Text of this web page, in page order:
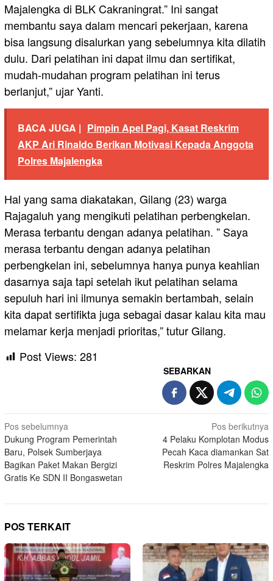
Majalengka di BLK Cakraningrat.” Ini sangat
membantu saya dalam mencari pekerjaan, karena
bisa langsung disalurkan yang sebelumnya kita dilatih
dulu. Dari pelatihan ini dapat ilmu dan sertifikat,
mudah-mudahan program pelatihan ini terus
berlanjut,” ujar Yanti.
BACA JUGA | Pimpin Apel Pagi, Kasat Reskrim
AKP Ari Rinaldo Berikan Motivasi Kepada Anggota
Polres Majalengka
Hal yang sama diakatakan, Gilang (23) warga
Rajagaluh yang mengikuti pelatihan perbengkelan.
Merasa terbantu dengan adanya pelatihan. ” Saya
merasa terbantu dengan adanya pelatihan
perbengkelan ini, sebelumnya hanya punya keahlian
dasarnya saja tapi setelah ikut pelatihan selama
sepuluh hari ini ilmunya semakin bertambah, selain
kita dapat sertifikta juga sebagai dasar kalau kita mau
melamar kerja menjadi prioritas,” tutur Gilang.
Post Views: 281
SEBARKAN
Navigasi
pos
Pos sebelumnya
Dukung Program Pemerintah
Baru, Polsek Sumberjaya
Bagikan Paket Makan Bergizi
Gratis Ke SDN II Bongaswetan
Pos berikutnya
4 Pelaku Komplotan Modus
Pecah Kaca diamankan Sat
Reskrim Polres Majalengka
POS TERKAIT